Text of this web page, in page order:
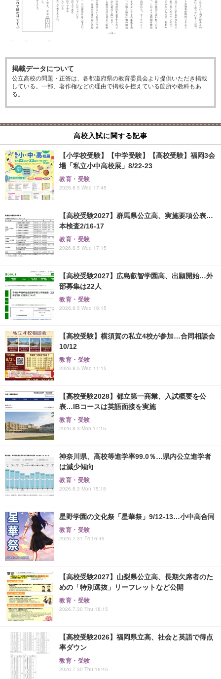
掲載データについて
公立高校の問題・正答は、各都道府県の教育委員会より提供いただき掲載
している。一部、著作権などの理由で掲載を控えている箇所や教科もあ
る。
高校入試に関する記事
【小学校受験】【中学受験】【高校受験】福岡3会
場「私立小中高校展」8/22-23
教育・受験
2026.8.5 Wed 17:45
【高校受験2027】群馬県公立高、実施要項公表…
本検査2/16-17
教育・受験
2026.8.5 Wed 17:15
【高校受験2027】広島叡智学園高、出願開始…外
部募集は22人
教育・受験
2026.8.5 Wed 16:15
【高校受験】横須賀の私立4校が参加…合同相談会
10/12
教育・受験
2026.8.5 Wed 11:15
【高校受験2028】都立第一商業、入試概要を公
表…IBコースは英語面接を実施
教育・受験
2026.8.3 Mon 17:15
神奈川県、高校等進学率99.0％…県内公立進学者
は減少傾向
教育・受験
2026.8.3 Mon 15:15
星野学園の文化祭「星華祭」9/12-13…小中高合同
教育・受験
2026.7.31 Fri 16:45
【高校受験2027】山梨県公立高、長期欠席者のた
めの「特別選抜」リーフレットなど公開
教育・受験
2026.7.30 Thu 18:15
【高校受験2026】福岡県立高、社会と英語で得点
率ダウン
教育・受験
2026.7.30 Thu 16:45